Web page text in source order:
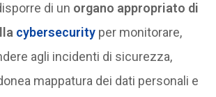
di un organo appropriato di
cybersecurityper monitorare,
agli incidenti di sicurezza,
mappatura dei dati personali e